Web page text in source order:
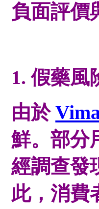
負面評價
1. 假藥風
由於
鮮。部分
經調查發
此，消費